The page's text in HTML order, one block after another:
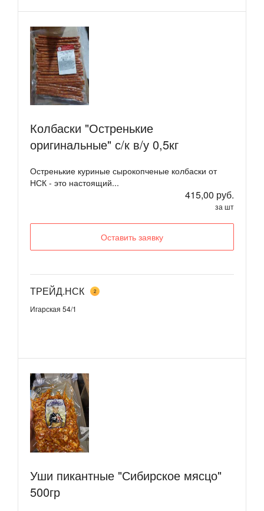
Колбаски "Остренькие
оригинальные" с/к в/у 0,5кг
Остренькие куриные сырокопченые колбаски от
НСК - это настоящий...
415,00 руб.
за шт
Оставить заявку
ТРЕЙД.НСК 2
Игарская 54/1
Уши пикантные "Сибирское мясцо"
500гр